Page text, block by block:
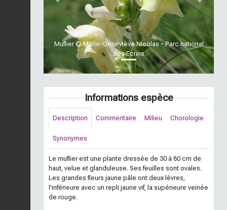
Muflier © Marie-Geneviève Nicolas - Parc national
des Ecrins
Informations espèce
Description Commentaire Milieu Chorologie
Synonymes
Le muflier est une plante dressée de 30 à 80 cm de
haut, velue et glanduleuse. Ses feuilles sont ovales.
Les grandes fleurs jaune pâle ont deux lèvres,
l'inférieure avec un repli jaune vif, la supérieure veinée
de rouge.